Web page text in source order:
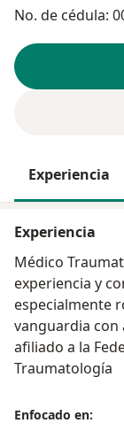
No. de cédula:
Experiencia
Experiencia
Médico
experiencia y
especialmente
vanguardia con
afiliado a la
Traumatología
Enfocado en: